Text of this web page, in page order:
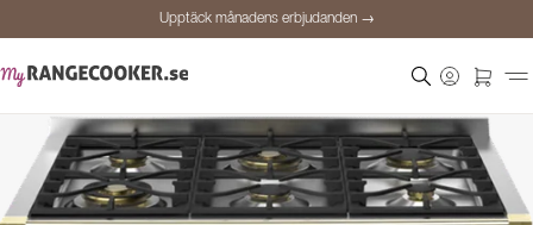
Upptäck månadens erbjudanden →
Prisgaranti
Personlig rådgivning
Upptäck månadens erbjudanden →